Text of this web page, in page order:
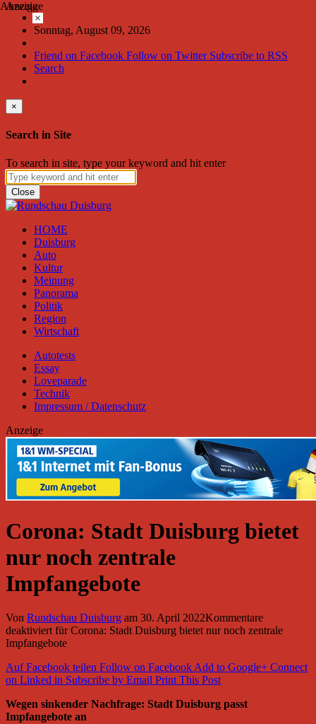
Sonntag, August 09, 2026
Friend on Facebook Follow on Twitter Subscribe to RSS
Search
×
Search in Site
To search in site, type your keyword and hit enter
Close
HOME
Duisburg
Auto
Kultur
Meinung
Panorama
Politik
Region
Wirtschaft
Autotests
Essay
Loveparade
Technik
Impressum / Datenschutz
Anzeige
Corona: Stadt Duisburg bietet
nur noch zentrale
Impfangebote
Von Rundschau Duisburg am 30. April 2022Kommentare
deaktiviertfür Corona: Stadt Duisburg bietet nur noch zentrale
Impfangebote
Auf Facebook teilen Follow on FacebookAdd to Google+ Connect
on Linked in Subscribe by Email Print This Post
Wegen sinkender Nachfrage: Stadt Duisburg passt
Impfangebote an
Anzeige
×
Anzeige